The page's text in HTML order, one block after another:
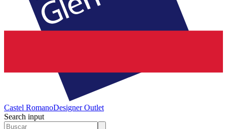
Castel RomanoDesigner Outlet
Search input